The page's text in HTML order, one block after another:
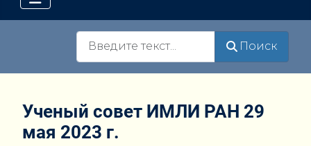
Поиск
Ученый совет ИМЛИ РАН 29
мая 2023 г.